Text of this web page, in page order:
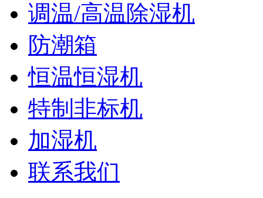
调温/高温除湿机
防潮箱
恒温恒湿机
特制非标机
加湿机
联系我们